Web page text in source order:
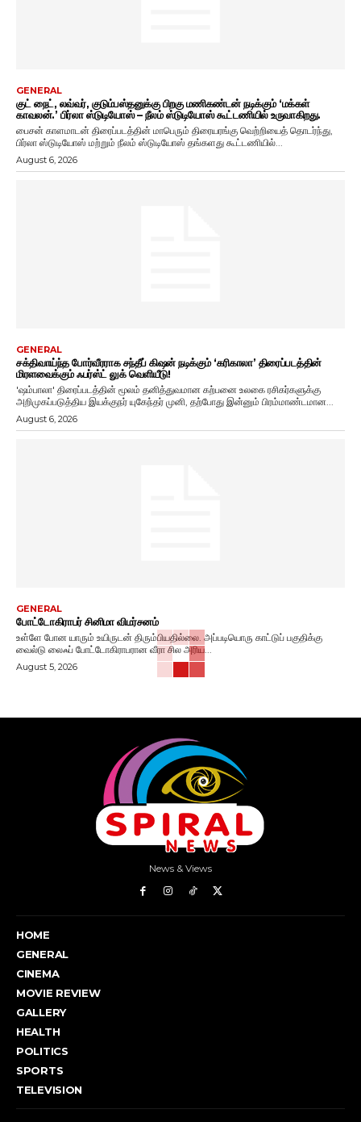
GENERAL
குட் நைட், லவ்வர், குடும்பஸ்தனுக்கு பிறகு மணிகண்டன் நடிக்கும் ‘மக்கள்
காவலன்.’ பிர்லா ஸ்டுடியோஸ் – நீலம் ஸ்டுடியோஸ் கூட்டணியில் உருவாகிறது.
பைசன் காளமாடன் திரைப்படத்தின் மாபெரும் திரையரங்கு வெற்றியைத் தொடர்ந்து,
பிர்லா ஸ்டுடியோஸ் மற்றும் நீலம் ஸ்டுடியோஸ் தங்களது கூட்டணியில்...
August 6, 2026
GENERAL
சக்திவாய்ந்த போர்வீரராக சந்தீப் கிஷன் நடிக்கும் ‘கரிகாலா’ திரைப்படத்தின்
மிரளவைக்கும் ஃபர்ஸ்ட் லுக் வெளியீடு!
'ஷம்பாலா' திரைப்படத்தின் மூலம் தனித்துவமான கற்பனை உலகை ரசிகர்களுக்கு
அறிமுகப்படுத்திய இயக்குநர் யுகேந்தர் முனி, தற்போது இன்னும் பிரம்மாண்டமான...
August 6, 2026
GENERAL
போட்டோகிராபர் சினிமா விமர்சனம்
உள்ளே போன யாரும் உயிருடன் திரும்பியதில்லை. அப்படியொரு காட்டுப் பகுதிக்கு
வைல்டு லைஃப் போட்டோகிராபரான வீரா சில அரிய...
August 5, 2026
News & Views
HOME
GENERAL
CINEMA
MOVIE REVIEW
GALLERY
HEALTH
POLITICS
SPORTS
TELEVISION